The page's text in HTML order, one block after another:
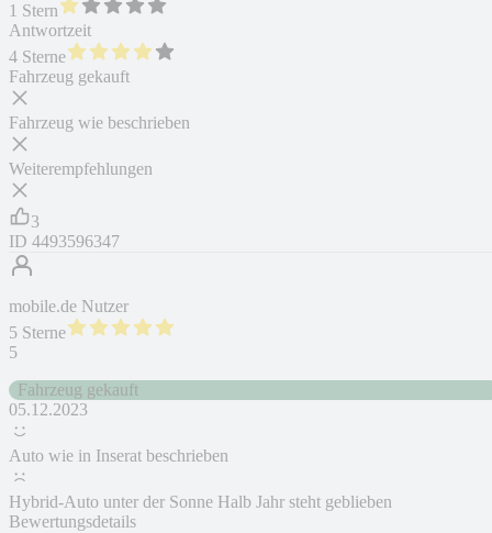
1 Stern
Antwortzeit
4 Sterne
Fahrzeug gekauft
Fahrzeug wie beschrieben
Weiterempfehlungen
3
ID 4493596347
mobile.de Nutzer
5 Sterne
5
Fahrzeug gekauft
05.12.2023
Auto wie in Inserat beschrieben
Hybrid-Auto unter der Sonne Halb Jahr steht geblieben
Bewertungsdetails